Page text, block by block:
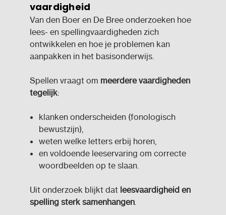
vaardigheid
Van den Boer en De Bree onderzoeken hoe
lees- en spellingvaardigheden zich
ontwikkelen en hoe je problemen kan
aanpakken in het basisonderwijs.
Spellen vraagt om meerdere vaardigheden
tegelijk:
klanken onderscheiden (fonologisch
bewustzijn),
weten welke letters erbij horen,
en voldoende leeservaring om correcte
woordbeelden op te slaan.
Uit onderzoek blijkt dat leesvaardigheid en
spelling sterk samenhangen.